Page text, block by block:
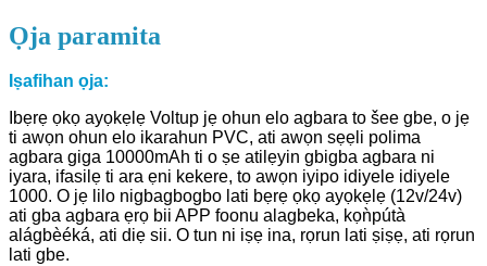
Ọja paramita
Iṣafihan ọja:
Ibẹrẹ ọkọ ayọkẹlẹ Voltup jẹ ohun elo agbara to šee gbe, o jẹ
ti awọn ohun elo ikarahun PVC, ati awọn sẹẹli polima
agbara giga 10000mAh ti o ṣe atilẹyin gbigba agbara ni
iyara, ifasilẹ ti ara ẹni kekere, to awọn iyipo idiyele idiyele
1000. O jẹ lilo nigbagbogbo lati bẹrẹ ọkọ ayọkẹlẹ (12v/24v)
ati gba agbara ẹrọ bii APP foonu alagbeka, kọǹpútà
alágbèéká, ati diẹ sii. O tun ni iṣẹ ina, rọrun lati ṣiṣẹ, ati rọrun
lati gbe.